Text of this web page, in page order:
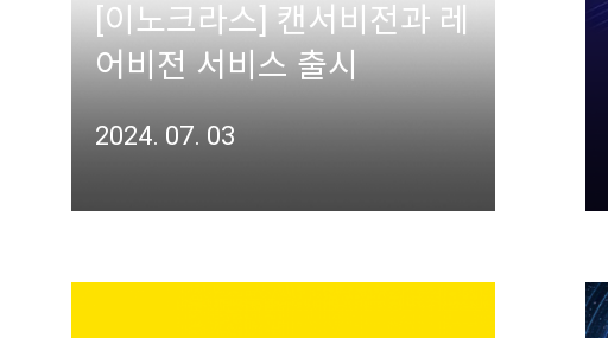
[이노크라스] 캔서비전과 레
어비전 서비스 출시
2024. 07. 03